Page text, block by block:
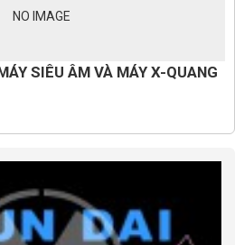
NO IMAGE
SIÊU ÂM VÀ MÁY X-QUANG